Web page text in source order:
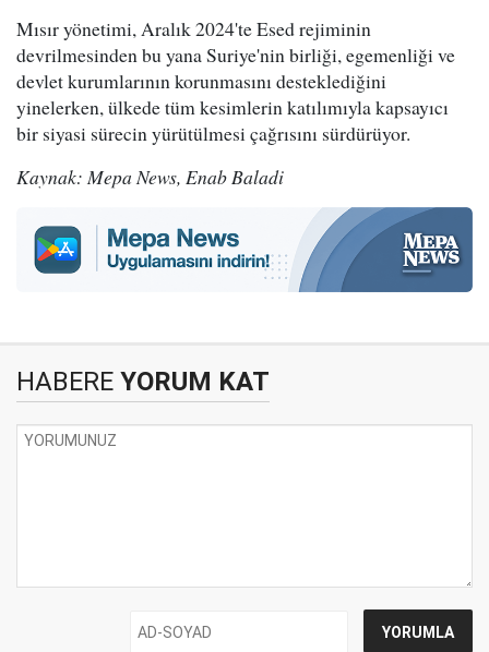
Mısır yönetimi, Aralık 2024'te Esed rejiminin
devrilmesinden bu yana Suriye'nin birliği, egemenliği ve
devlet kurumlarının korunmasını desteklediğini
yinelerken, ülkede tüm kesimlerin katılımıyla kapsayıcı
bir siyasi sürecin yürütülmesi çağrısını sürdürüyor.
Kaynak: Mepa News, Enab Baladi
HABERE YORUM KAT